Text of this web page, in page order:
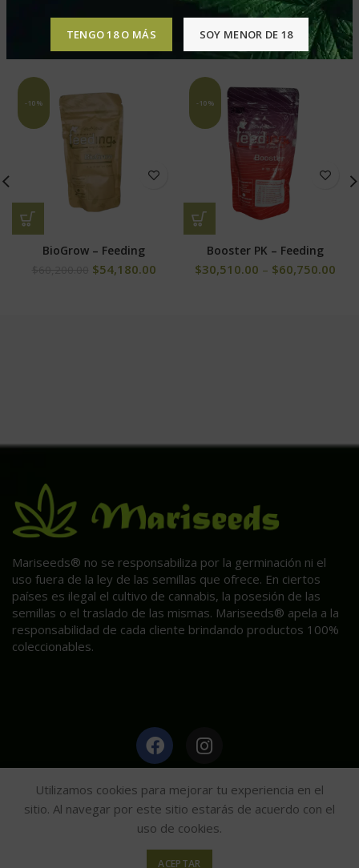
TENGO 18 O MÁS SOY MENOR DE 18
PRODUCTOS RELACIONADOS
-10%
BioGrow – Feeding
$54,180.00
-10%
Booster PK – Feeding
$30,510.00 – $60,750.00
Mariseeds® no se responsabiliza por la germinación ni el
uso fuera de la ley de las semillas que ofrece. En ciertos
países es ilegal el cultivo de cannabis, la posesión de las
semillas o el traslado de las mismas. Mariseeds® apela a la
responsabilidad de cada cliente brindando productos 100%
coleccionables.
HAGA CLIC AQUÍ PARA INFORMACIÓN POST VENTA.
Utilizamos cookies para mejorar tu experiencia en el
sitio. Al navegar por este sitio estarás de acuerdo con el
uso de cookies.
ACEPTAR